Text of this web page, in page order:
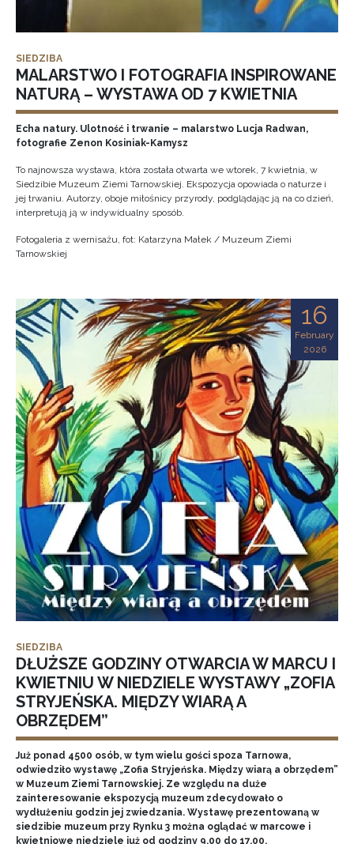
SIEDZIBA
MALARSTWO I FOTOGRAFIA INSPIROWANE
NATURĄ – WYSTAWA OD 7 KWIETNIA
Echa natury. Ulotność i trwanie – malarstwo Lucja Radwan,
fotografie Zenon Kosiniak-Kamysz
To najnowsza wystawa, która została otwarta we wtorek, 7 kwietnia, w
Siedzibie Muzeum Ziemi Tarnowskiej. Ekspozycja opowiada o naturze i
jej trwaniu. Autorzy, oboje miłośnicy przyrody, podglądając ją na co dzień,
interpretują ją w indywidualny sposób.
Fotogaleria z wernisażu, fot: Katarzyna Małek / Muzeum Ziemi
Tarnowskiej
16
February
2026
SIEDZIBA
DŁUŻSZE GODZINY OTWARCIA W MARCU I
KWIETNIU W NIEDZIELE WYSTAWY „ZOFIA
STRYJEŃSKA. MIĘDZY WIARĄ A
OBRZĘDEM”
Już ponad 4500 osób, w tym wielu gości spoza Tarnowa,
odwiedziło wystawę „Zofia Stryjeńska. Między wiarą a obrzędem”
w Muzeum Ziemi Tarnowskiej. Ze względu na duże
zainteresowanie ekspozycją muzeum zdecydowało o
wydłużeniu godzin jej zwiedzania. Wystawę prezentowaną w
siedzibie muzeum przy Rynku 3 można oglądać w marcowe i
kwietniowe niedziele już od godziny 9.00 do 17.00.